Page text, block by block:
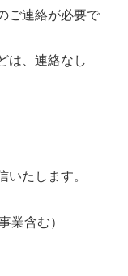
ご連絡が必要で
は、連絡なし
いたします。
業含む）